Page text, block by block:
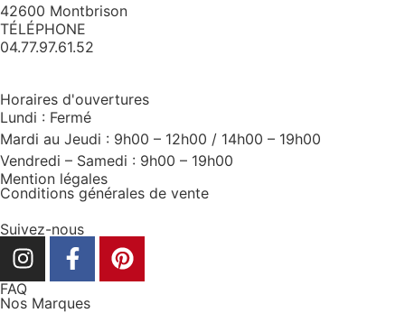
42600 Montbrison
TÉLÉPHONE
04.77.97.61.52
Horaires d'ouvertures
Lundi : Fermé
Mardi au Jeudi : 9h00 – 12h00 / 14h00 – 19h00
Vendredi – Samedi : 9h00 – 19h00
Mention légales
Conditions générales de vente
Suivez-nous
FAQ
Nos Marques